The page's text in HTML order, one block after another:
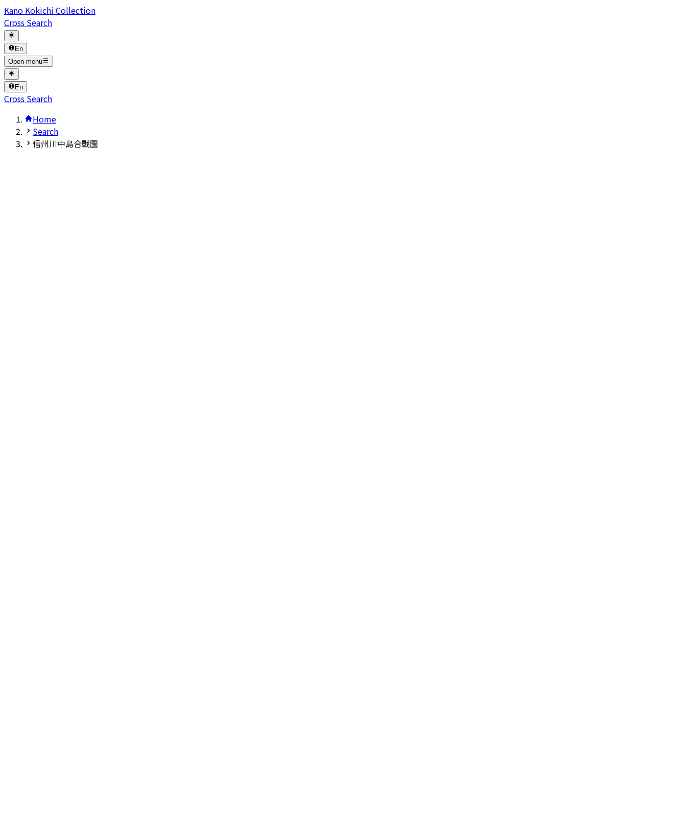
Kano Kokichi Collection
Cross Search
En
Open menu
En
Cross Search
Home
Search
信州川中島合戰圖